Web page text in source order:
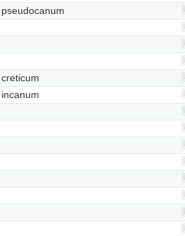
pseudocanum
creticum
incanum